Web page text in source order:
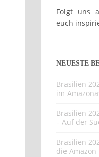
Folgt uns
euch
NEUESTE
Brasilien
im
Brasilien
– Auf der
Brasilien
die Amazon